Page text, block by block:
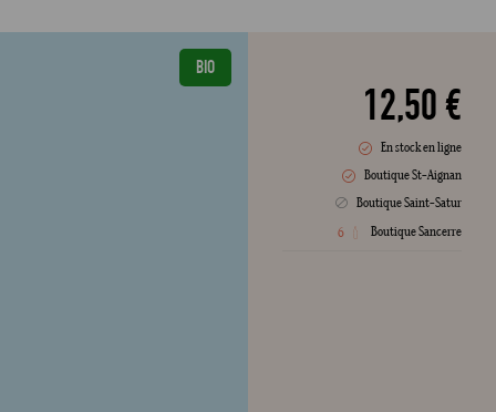
Mot de
BIO
12,50 €
En stock en ligne
Boutique St-Aignan
Boutique Saint-Satur
6
Boutique Sancerre